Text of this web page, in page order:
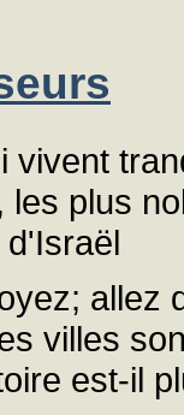
vivent
les plus
allez
villes
est-il